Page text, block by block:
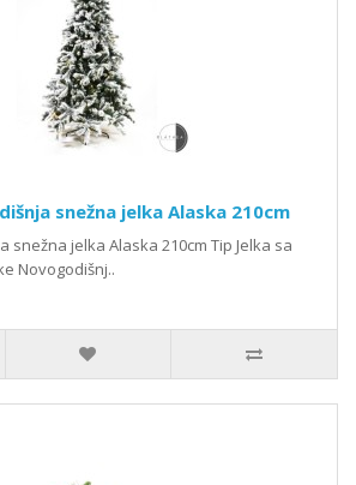
snežna jelka Alaska 210cm
snežna jelka Alaska 210cm Tip Jelka sa
Novogodišnj..